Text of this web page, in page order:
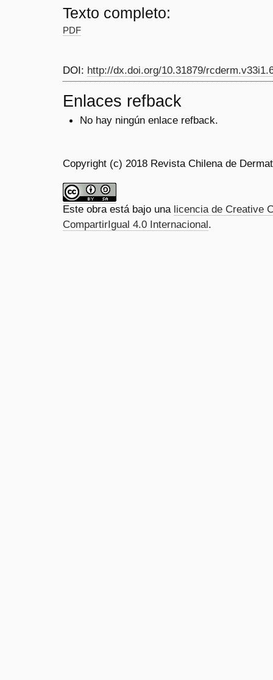
Texto completo:
PDF
DOI: http://dx.doi.org/10.31879/
Enlaces refback
No hay ningún enlace refback.
Copyright (c) 2018 Revista Chilena de
Este obra está bajo una licencia de Creative
CompartirIgual 4.0 Internacional.